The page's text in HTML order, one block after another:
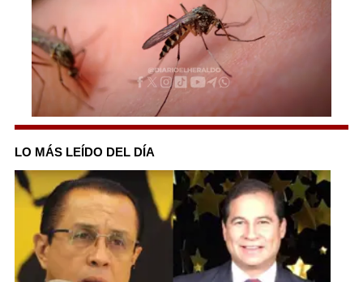
0
of
3
minutes,
15
seconds
LO MÁS LEÍDO DEL DÍA